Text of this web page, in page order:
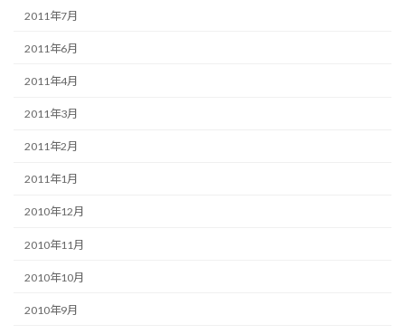
2011年7月
2011年6月
2011年4月
2011年3月
2011年2月
2011年1月
2010年12月
2010年11月
2010年10月
2010年9月